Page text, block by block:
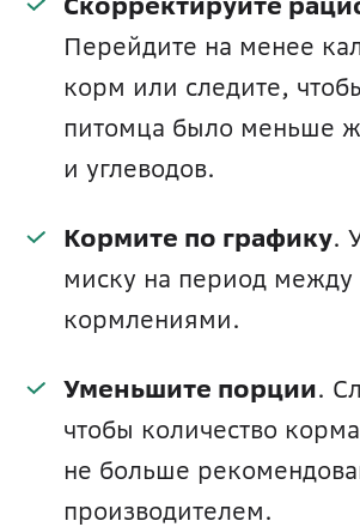
Перейдите на менее
корм или следите,
питомца было меньше
и углеводов.
Кормите по графику.
миску на период между
кормлениями.
Уменьшите порции.
чтобы количество
не больше
производителем.